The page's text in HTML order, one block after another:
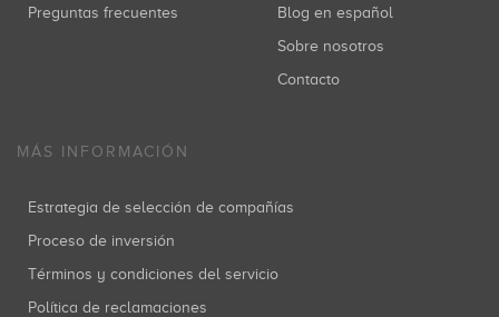
Preguntas frecuentes
Blog en español
Sobre nosotros
Contacto
MÁS INFORMACIÓN
Estrategia de selección de compañías
Proceso de inversión
Términos y condiciones del servicio
Política de reclamaciones